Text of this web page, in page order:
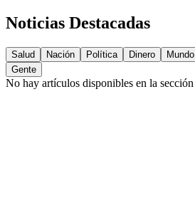
Noticias Destacadas
Salud Nación Política Dinero Mundo
Gente
No hay artículos disponibles en la sección